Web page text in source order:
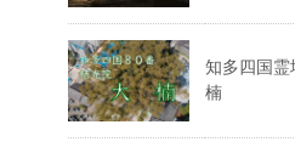
知多四国
楠